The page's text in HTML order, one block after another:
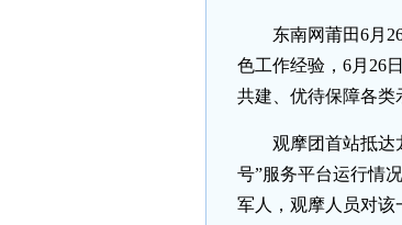
东南网莆田6月
色工作经验，6月26
共建、优待保障各类
观摩团首站抵
号”服务平台运行情
军人，观摩人员对该